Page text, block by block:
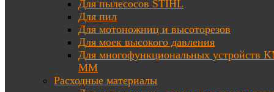
Для пылесосов STIHL
Для пил
Для мотоножниц и высоторезов
Для моек высокого давления
Для многофункциональных устройств
MM
Расходные материалы